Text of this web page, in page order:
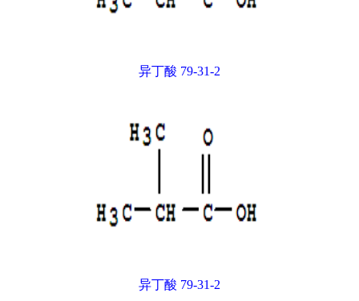
异丁酸 79-31-2
异丁酸 79-31-2